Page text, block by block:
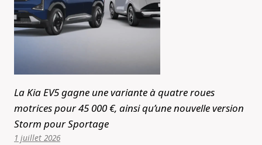
La Kia EV5 gagne une variante à quatre roues
motrices pour 45 000 €, ainsi qu’une nouvelle version
Storm pour Sportage
1 juillet 2026